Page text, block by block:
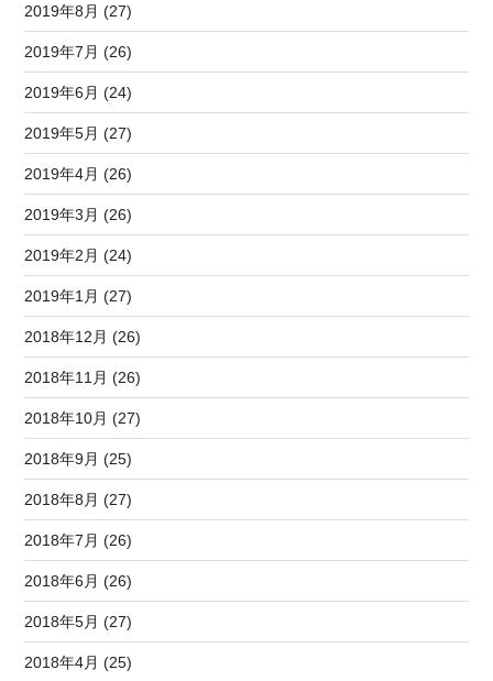
2019年8月 (27)
2019年7月 (26)
2019年6月 (24)
2019年5月 (27)
2019年4月 (26)
2019年3月 (26)
2019年2月 (24)
2019年1月 (27)
2018年12月 (26)
2018年11月 (26)
2018年10月 (27)
2018年9月 (25)
2018年8月 (27)
2018年7月 (26)
2018年6月 (26)
2018年5月 (27)
2018年4月 (25)